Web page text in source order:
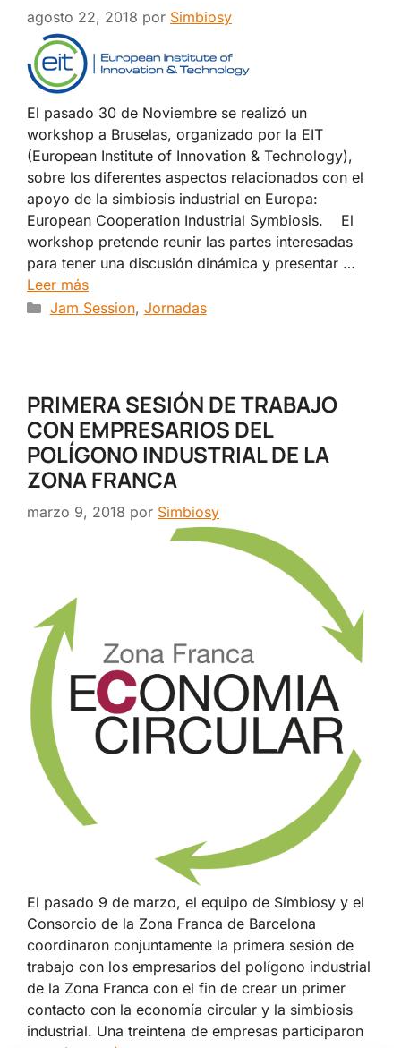
agosto 22, 2018 por Simbiosy
El pasado 30 de Noviembre se realizó un
workshop a Bruselas, organizado por la EIT
(European Institute of Innovation & Technology),
sobre los diferentes aspectos relacionados con el
apoyo de la simbiosis industrial en Europa:
European Cooperation Industrial Symbiosis. ​ El
workshop pretende reunir las partes interesadas
para tener una discusión dinámica y presentar …
Leer más
Categorías
Jam Session, Jornadas
PRIMERA SESIÓN DE TRABAJO
CON EMPRESARIOS DEL
POLÍGONO INDUSTRIAL DE LA
ZONA FRANCA
marzo 9, 2018 por Simbiosy
​El pasado 9 de marzo, el equipo de Símbiosy y el
Consorcio de la Zona Franca de Barcelona
coordinaron conjuntamente la primera sesión de
trabajo con los empresarios del polígono industrial
de la Zona Franca con el fin de crear un primer
contacto con la economía circular y la simbiosis
industrial. Una treintena de empresas participaron